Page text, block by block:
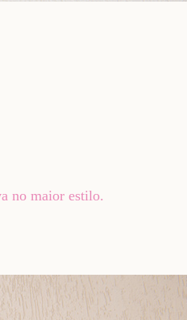
no maior estilo.